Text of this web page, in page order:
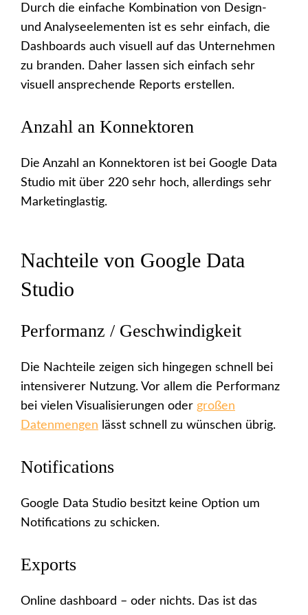
Durch die einfache Kombination von Design-
und Analyseelementen ist es sehr einfach, die
Dashboards auch visuell auf das Unternehmen
zu branden. Daher lassen sich einfach sehr
visuell ansprechende Reports erstellen.
Anzahl an Konnektoren
Die Anzahl an Konnektoren ist bei Google Data
Studio mit über 220 sehr hoch, allerdings sehr
Marketinglastig.
Nachteile von Google Data
Studio
Performanz / Geschwindigkeit
Die Nachteile zeigen sich hingegen schnell bei
intensiverer Nutzung. Vor allem die Performanz
bei vielen Visualisierungen oder großen
Datenmengen lässt schnell zu wünschen übrig.
Notifications
Google Data Studio besitzt keine Option um
Notifications zu schicken.
Exports
Online dashboard – oder nichts. Das ist das